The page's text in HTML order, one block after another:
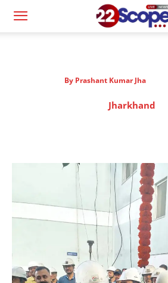
By Prashant Kumar Jha
Jharkhand